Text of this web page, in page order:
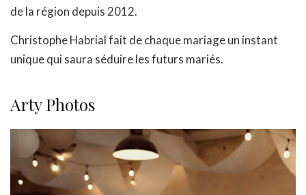
de la région depuis 2012.
Christophe Habrial fait de chaque mariage un instant
unique qui saura séduire les futurs mariés.
Arty Photos